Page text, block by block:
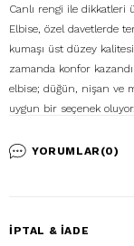
Canlı rengi ile dikkatleri
Elbise, özel davetlerde
kumaşı üst düzey
zamanda konfor
elbise; düğün, nişan ve
uygun bir seçenek
böylece şıklığını
Ürün Stok Kodu: P-
YORUMLAR(0)
İPTAL & İADE